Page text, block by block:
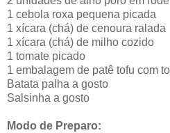
1 cebola roxa pequena picada
1 xícara (chá) de cenoura ralada
1 xícara (chá) de milho cozido
1 tomate picado
1 embalagem de patê tofu com
Batata palha a gosto
Salsinha a gosto
Modo de Preparo: